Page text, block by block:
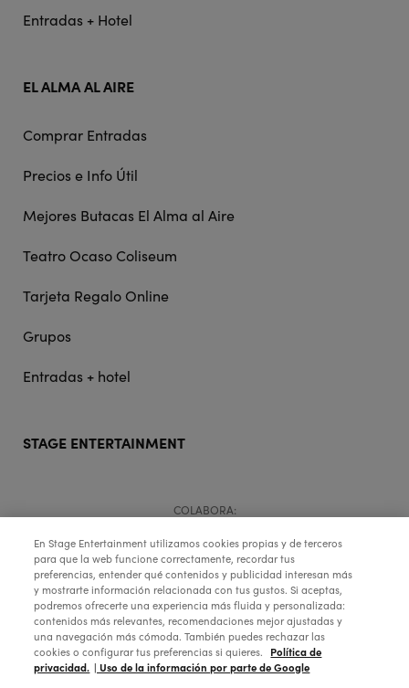
Entradas + Hotel
EL ALMA AL AIRE
Comprar Entradas
Precios e Info Útil
Mejores Butacas El Alma al Aire
Teatro Ocaso Coliseum
Tarjeta Regalo Online
Grupos
Entradas + hotel
STAGE ENTERTAINMENT
COLABORA:
En Stage Entertainment utilizamos cookies propias y de terceros
para que la web funcione correctamente, recordar tus
preferencias, entender qué contenidos y publicidad interesan más
y mostrarte información relacionada con tus gustos. Si aceptas,
podremos ofrecerte una experiencia más fluida y personalizada:
contenidos más relevantes, recomendaciones mejor ajustadas y
una navegación más cómoda. También puedes rechazar las
cookies o configurar tus preferencias si quieres.
Política de
privacidad. | Uso de la información por parte de Google